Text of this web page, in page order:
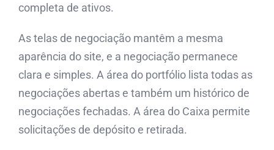
completa de ativos.
As telas de negociação mantêm a mesma
aparência do site, e a negociação permanece
clara e simples. A área do portfólio lista todas as
negociações abertas e também um histórico de
negociações fechadas. A área do Caixa permite
solicitações de depósito e retirada.